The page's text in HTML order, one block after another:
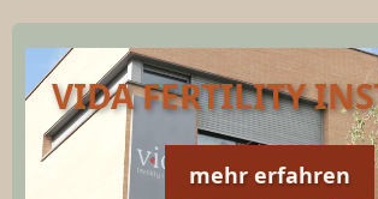
VIDA FERTILITY
mehr erfahren